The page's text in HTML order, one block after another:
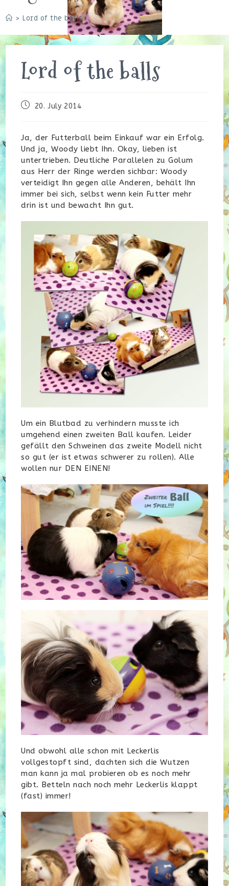
> Lord of the balls
Lord of the balls
Beitrag20. July 2014
Ja, der Futterball beim Einkauf war ein Erfolg.
Und ja, Woody liebt Ihn. Okay, lieben ist
untertrieben. Deutliche Parallelen zu Golum
aus Herr der Ringe werden sichbar: Woody
verteidigt Ihn gegen alle Anderen, behält Ihn
immer bei sich, selbst wenn kein Futter mehr
drin ist und bewacht Ihn gut.
Um ein Blutbad zu verhindern musste ich
umgehend einen zweiten Ball kaufen. Leider
gefällt den Schweinen das zweite Modell nicht
so gut (er ist etwas schwerer zu rollen). Alle
wollen nur DEN EINEN!
Und obwohl alle schon mit Leckerlis
vollgestopft sind, dachten sich die Wutzen
man kann ja mal probieren ob es noch mehr
gibt. Betteln nach noch mehr Leckerlis klappt
(fast) immer!